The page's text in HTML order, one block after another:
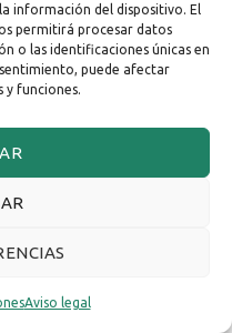
información del dispositivo. El
permitirá procesar datos
o las identificaciones únicas en
puede afectar
y funciones.
Aviso legal